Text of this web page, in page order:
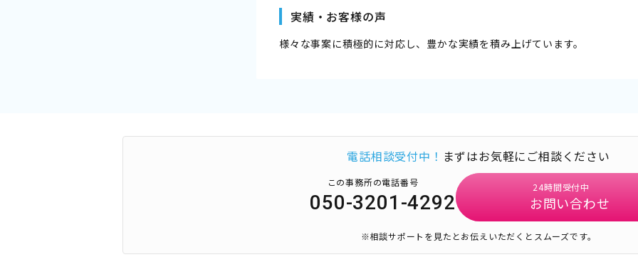
実績・お客様の声
様々な事案に積極的に対応し、豊かな実績を積み上げています。
電話相談受付中！ まずはお気軽にご相談ください
この事務所の電話番号
050-3201-4292
24時間受付中
お問い合わせ
※相談サポートを見たとお伝えいただくとスムーズです。